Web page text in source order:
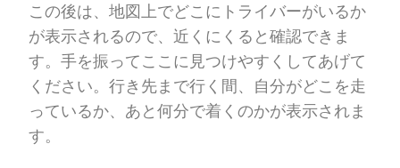
この後は、地図上でどこにトライバーがいるか
が表示されるので、近くにくると確認できま
す。手を振ってここに見つけやすくしてあげて
ください。行き先まで行く間、自分がどこを走
っているか、あと何分で着くのかが表示されま
す。